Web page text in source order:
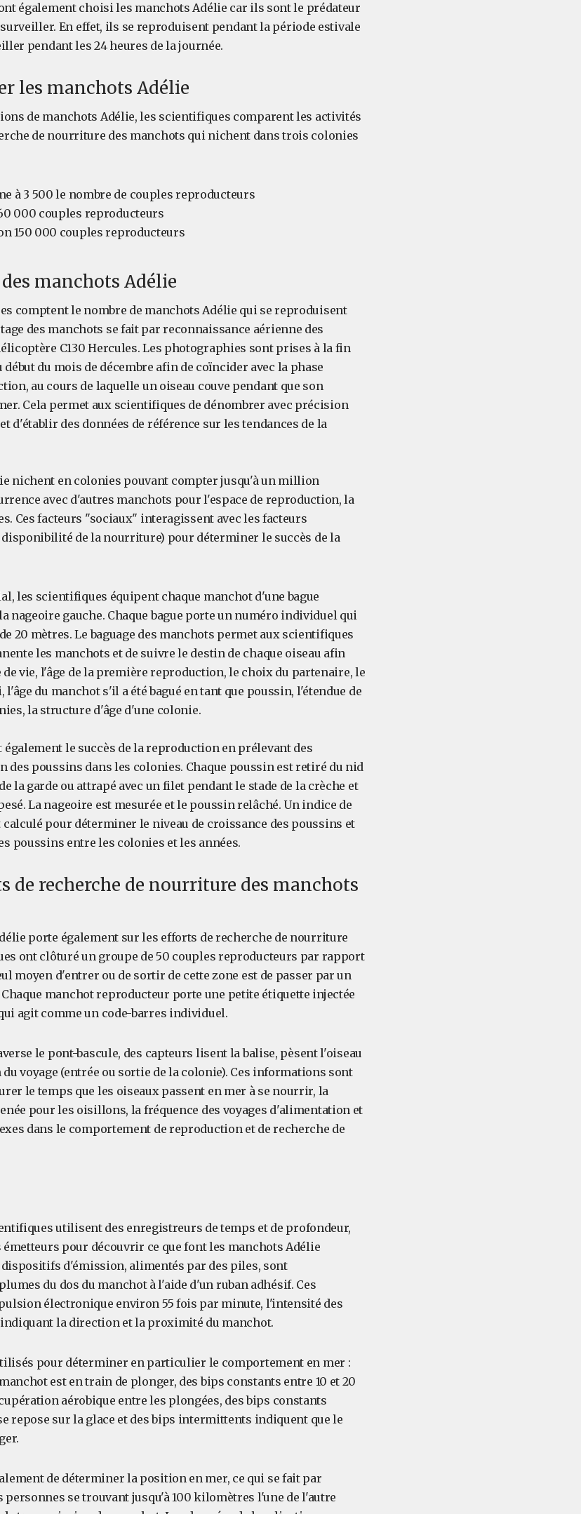
également choisi les manchots Adélie car ils sont le prédateur
En effet, ils se reproduisent pendant la période estivale
pendant les 24 heures de la journée.
les manchots Adélie
de manchots Adélie, les scientifiques comparent les activités
de nourriture des manchots qui nichent dans trois colonies
à 3 500 le nombre de couples reproducteurs
000 couples reproducteurs
150 000 couples reproducteurs
manchots Adélie
comptent le nombre de manchots Adélie qui se reproduisent
des manchots se fait par reconnaissance aérienne des
C130 Hercules. Les photographies sont prises à la fin
début du mois de décembre afin de coïncider avec la phase
au cours de laquelle un oiseau couve pendant que son
Cela permet aux scientifiques de dénombrer avec précision
d'établir des données de référence sur les tendances de la
nichent en colonies pouvant compter jusqu'à un million
avec d'autres manchots pour l'espace de reproduction, la
Ces facteurs "sociaux" interagissent avec les facteurs
de la nourriture) pour déterminer le succès de la
les scientifiques équipent chaque manchot d'une bague
nageoire gauche. Chaque bague porte un numéro individuel qui
20 mètres. Le baguage des manchots permet aux scientifiques
les manchots et de suivre le destin de chaque oiseau afin
vie, l'âge de la première reproduction, le choix du partenaire, le
du manchot s'il a été bagué en tant que poussin, l'étendue de
la structure d'âge d'une colonie.
le succès de la reproduction en prélevant des
des poussins dans les colonies. Chaque poussin est retiré du nid
la garde ou attrapé avec un filet pendant le stade de la crèche et
La nageoire est mesurée et le poussin relâché. Un indice de
pour déterminer le niveau de croissance des poussins et
poussins entre les colonies et les années.
de recherche de nourriture des manchots
porte également sur les efforts de recherche de nourriture
ont clôturé un groupe de 50 couples reproducteurs par rapport
moyen d'entrer ou de sortir de cette zone est de passer par un
manchot reproducteur porte une petite étiquette injectée
agit comme un code-barres individuel.
le pont-bascule, des capteurs lisent la balise, pèsent l'oiseau
voyage (entrée ou sortie de la colonie). Ces informations sont
le temps que les oiseaux passent en mer à se nourrir, la
pour les oisillons, la fréquence des voyages d'alimentation et
dans le comportement de reproduction et de recherche de
utilisent des enregistreurs de temps et de profondeur,
émetteurs pour découvrir ce que font les manchots Adélie
d'émission, alimentés par des piles, sont
du dos du manchot à l'aide d'un ruban adhésif. Ces
électronique environ 55 fois par minute, l'intensité des
la direction et la proximité du manchot.
pour déterminer en particulier le comportement en mer :
est en train de plonger, des bips constants entre 10 et 20
aérobique entre les plongées, des bips constants
repose sur la glace et des bips intermittents indiquent que le
de déterminer la position en mer, ce qui se fait par
se trouvant jusqu'à 100 kilomètres l'une de l'autre